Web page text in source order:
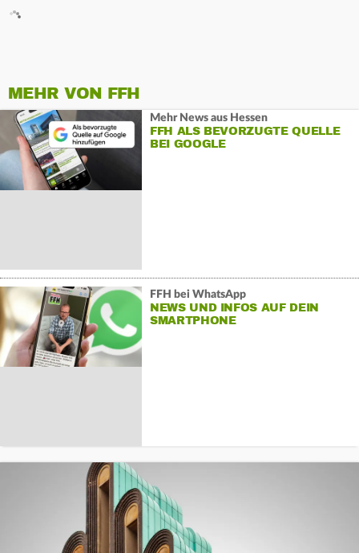
MEHR VON FFH
Mehr News aus Hessen
FFH ALS BEVORZUGTE QUELLE
BEI GOOGLE
FFH bei WhatsApp
NEWS UND INFOS AUF DEIN
SMARTPHONE